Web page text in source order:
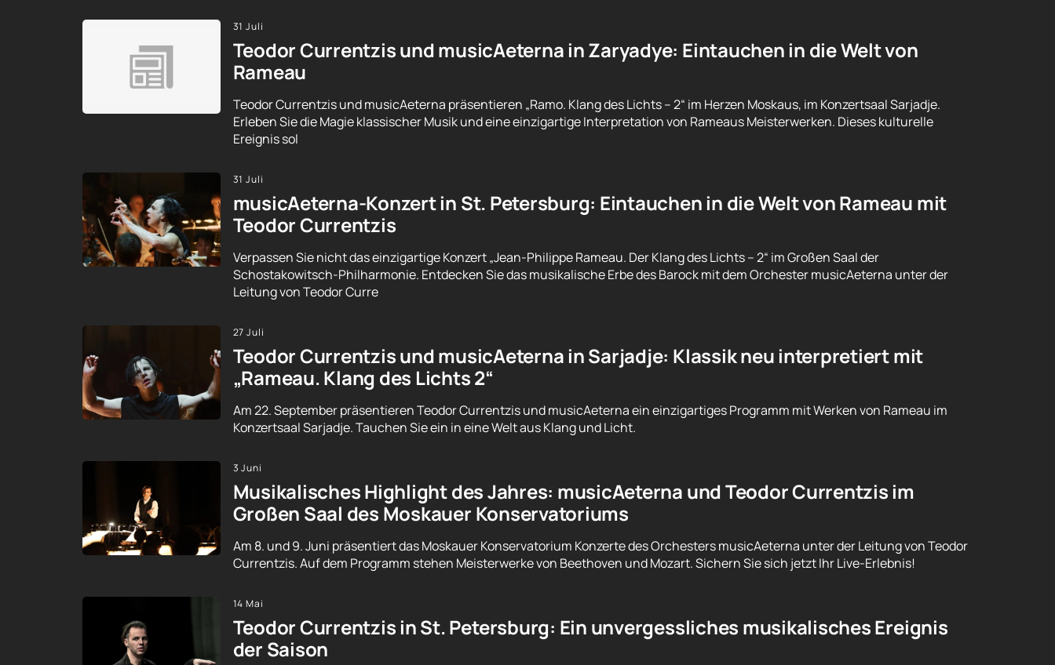
31 Juli
Teodor Currentzis und musicAeterna in Zaryadye: Eintauchen in die Welt von
Rameau
Teodor Currentzis und musicAeterna präsentieren „Ramo. Klang des Lichts – 2“ im Herzen Moskaus, im Konzertsaal Sarjadje.
Erleben Sie die Magie klassischer Musik und eine einzigartige Interpretation von Rameaus Meisterwerken. Dieses kulturelle
Ereignis sol
31 Juli
musicAeterna-Konzert in St. Petersburg: Eintauchen in die Welt von Rameau mit
Teodor Currentzis
Verpassen Sie nicht das einzigartige Konzert „Jean-Philippe Rameau. Der Klang des Lichts – 2“ im Großen Saal der
Schostakowitsch-Philharmonie. Entdecken Sie das musikalische Erbe des Barock mit dem Orchester musicAeterna unter der
Leitung von Teodor Curre
27 Juli
Teodor Currentzis und musicAeterna in Sarjadje: Klassik neu interpretiert mit
„Rameau. Klang des Lichts 2“
Am 22. September präsentieren Teodor Currentzis und musicAeterna ein einzigartiges Programm mit Werken von Rameau im
Konzertsaal Sarjadje. Tauchen Sie ein in eine Welt aus Klang und Licht.
3 Juni
Musikalisches Highlight des Jahres: musicAeterna und Teodor Currentzis im
Großen Saal des Moskauer Konservatoriums
Am 8. und 9. Juni präsentiert das Moskauer Konservatorium Konzerte des Orchesters musicAeterna unter der Leitung von Teodor
Currentzis. Auf dem Programm stehen Meisterwerke von Beethoven und Mozart. Sichern Sie sich jetzt Ihr Live-Erlebnis!
14 Mai
Teodor Currentzis in St. Petersburg: Ein unvergessliches musikalisches Ereignis
der Saison